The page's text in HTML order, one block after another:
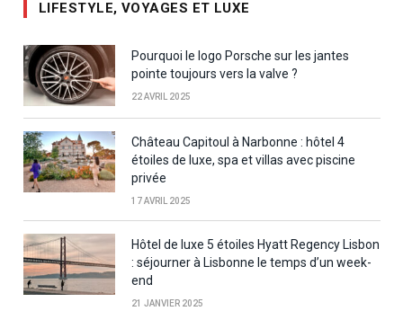
LIFESTYLE, VOYAGES ET LUXE
Pourquoi le logo Porsche sur les jantes
pointe toujours vers la valve ?
22 AVRIL 2025
Château Capitoul à Narbonne : hôtel 4
étoiles de luxe, spa et villas avec piscine
privée
17 AVRIL 2025
Hôtel de luxe 5 étoiles Hyatt Regency Lisbon
: séjourner à Lisbonne le temps d’un week-
end
21 JANVIER 2025